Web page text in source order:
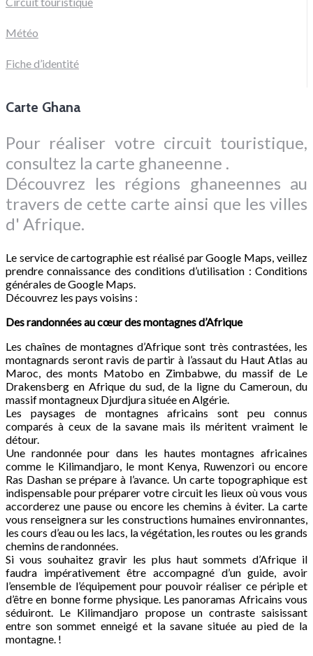
Météo
Fiche d’identité
Carte Ghana
Pour réaliser votre circuit touristique,
consultez la carte ghaneenne .
Découvrez les régions ghaneennes au
travers de cette carte ainsi que les villes
d' Afrique.
Le service de cartographie est réalisé par Google Maps, veillez
prendre connaissance des conditions d’utilisation : Conditions
générales de Google Maps.
Découvrez les pays voisins :
Des randonnées au cœur des montagnes d’Afrique
Les chaînes de montagnes d’Afrique sont très contrastées, les
montagnards seront ravis de partir à l’assaut du Haut Atlas au
Maroc, des monts Matobo en Zimbabwe, du massif de Le
Drakensberg en Afrique du sud, de la ligne du Cameroun, du
massif montagneux Djurdjura située en Algérie.
Les paysages de montagnes africains sont peu connus
comparés à ceux de la savane mais ils méritent vraiment le
détour.
Une randonnée pour dans les hautes montagnes africaines
comme le Kilimandjaro, le mont Kenya, Ruwenzori ou encore
Ras Dashan se prépare à l’avance. Un carte topographique est
indispensable pour préparer votre circuit les lieux où vous vous
accorderez une pause ou encore les chemins à éviter. La carte
vous renseignera sur les constructions humaines environnantes,
les cours d’eau ou les lacs, la végétation, les routes ou les grands
chemins de randonnées.
Si vous souhaitez gravir les plus haut sommets d’Afrique il
faudra impérativement être accompagné d’un guide, avoir
l’ensemble de l’équipement pour pouvoir réaliser ce périple et
d’être en bonne forme physique. Les panoramas Africains vous
séduiront. Le Kilimandjaro propose un contraste saisissant
entre son sommet enneigé et la savane située au pied de la
montagne. !